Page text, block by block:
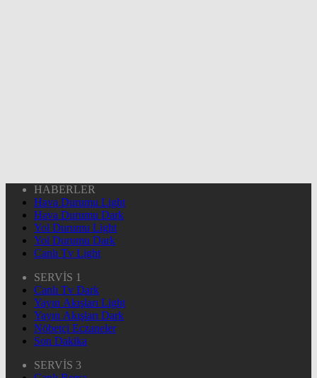
HABERLER
Hava Durumu Light
Hava Durumu Dark
Yol Durumu Light
Yol Durumu Dark
Canlı Tv Light
SERVİS 1
Canlı Tv Dark
Yayın Akışları Light
Yayın Akışları Dark
Nöbetçi Eczaneler
Son Dakika
SERVİS 3